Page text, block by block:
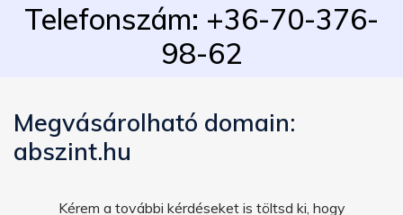
Telefonszám: +36-70-376-
98-62
Megvásárolható domain:
abszint.hu
Kérem a további kérdéseket is töltsd ki, hogy